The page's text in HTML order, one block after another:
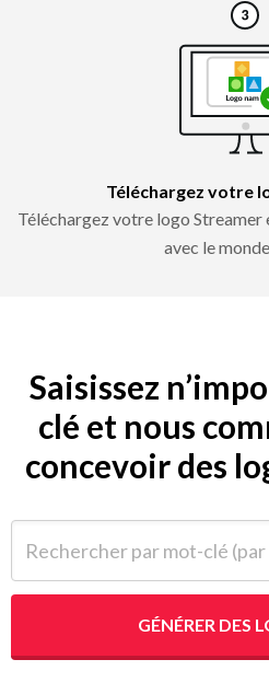
Téléchargez votre
Téléchargez votre logo
avec le
Saisissez
clé et nous
concevoir des
GÉNÉRER DES